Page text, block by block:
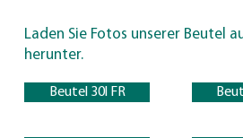
Laden Sie Fotos unserer Beutel
herunter.
Beutel 30l FR